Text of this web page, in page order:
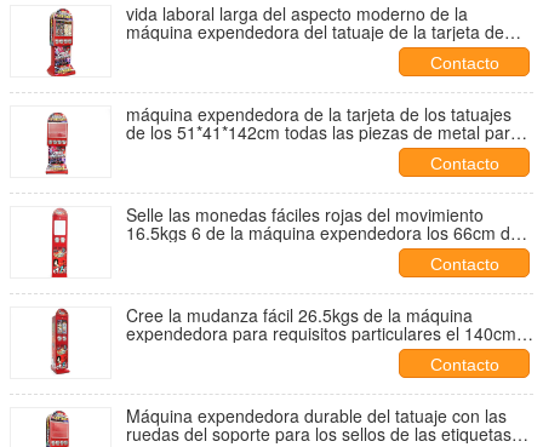
vida laboral larga del aspecto moderno de la
máquina expendedora del tatuaje de la tarjeta de
Contacto
máquina expendedora de la tarjeta de los tatuajes
de los 51*41*142cm todas las piezas de metal para
Contacto
Selle las monedas fáciles rojas del movimiento
16.5kgs 6 de la máquina expendedora los 66cm del
Contacto
Cree la mudanza fácil 26.5kgs de la máquina
expendedora para requisitos particulares el 140cm
Contacto
Máquina expendedora durable del tatuaje con las
ruedas del soporte para los sellos de las etiquetas